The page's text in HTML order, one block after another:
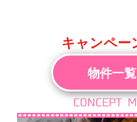
キャンペー
物件一